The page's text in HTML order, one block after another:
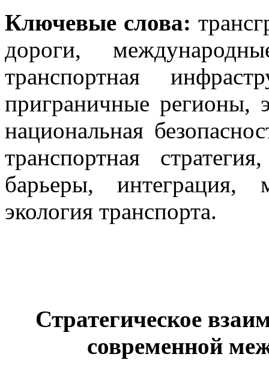
Ключевые слова:
дороги,
транспортная
приграничные регионы,
национальная
транспортная
барьеры, интеграция,
экология транспорта.
Стратегическое
современной